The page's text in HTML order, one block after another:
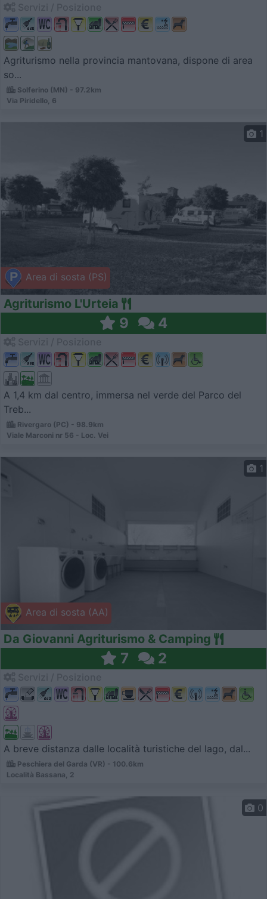
Agriturismo nella provincia mantovana, dispone di area
so...
Solferino (MN) - 97.2km
Via Piridello, 6
Area di sosta (PS)
1
Agriturismo L'Urteia
9 4
A 1,4 km dal centro, immersa nel verde del Parco del
Treb...
Rivergaro (PC) - 98.9km
Viale Marconi nr 56 - Loc. Vei
Area di sosta (AA)
1
Da Giovanni Agriturismo & Camping
7 2
A breve distanza dalle località turistiche del lago, dal...
Peschiera del Garda (VR) - 100.6km
Località Bassana, 2
0